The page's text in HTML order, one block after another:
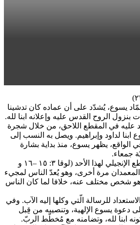
يسوع، يُشدّد على أن عماده كان تدشينا
بنزول الروح القدس عليه وإعلانه ابنا لله.
عليه في المقطع اللاحق، من خلال شجرة
ابنا لداود وإبراهيم. ويصل به النسب إلى
الواقع، يظهر يسوع، منذ بداية بشارة
جمعاء.
إن الجزء الأول من المقطع الإنجيلي لهذا الأحد (لوقا ٣: ١٥ –١٦ و
المعمدان مرة أخرى، وهو يُعدّ الناس لمجيء
شخص مختلف عنه، خلافا لما كان الناس
للرسالة الّتي وكلها إليه الآب. وفي
دعوة يسوع الإلهية، وتنصيبه من قِبل
ابنا لله، وتضامنه مع مُخطّط الربّ.